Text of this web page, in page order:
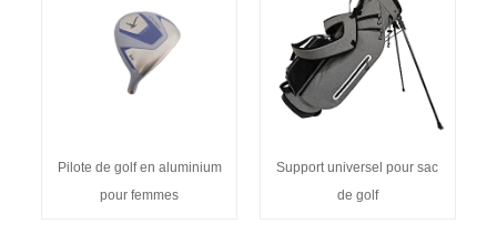
Pilote de golf en aluminium
pour femmes
Support universel pour sac
de golf